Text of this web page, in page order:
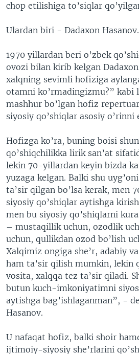
SOUNDCLOUD
VOA
chop etilishiga to’siqlar
Ulardan biri - Dadaxon Hasanov.
1970 yillardan beri o’zbek
ovozi bilan kirib kelgan
xalqning sevimli hofiziga
otamni ko’rmadingizmu?” kabi
mashhur bo’lgan hofiz
siyosiy qo’shiqlar asosiy o’rinni
Hofizga ko’ra, buning boisi
qo’shiqchilikka lirik san’at
lekin 70-yillardan keyin bizda
yuzaga kelgan. Balki shu
ta’sir qilgan bo’lsa kerak,
siyosiy qo’shiqlar aytishga
men bu siyosiy qo’shiqlarni
– mustaqillik uchun, ozodlik
uchun, qullikdan ozod bo’lish
Xalqimiz ongiga she’r, adabiy
ham ta’sir qilish mumkin, lekin
vosita, xalqqa tez ta’sir qiladi.
butun kuch-imkoniyatimni
aytishga bag’ishlaganman”, -
Hasanov.
U nafaqat hofiz, balki shoir
ijtimoiy-siyosiy she’rlarini